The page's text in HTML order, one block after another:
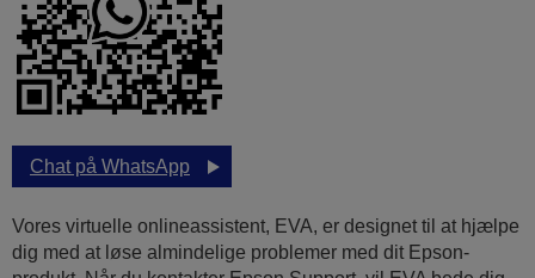
Chat på WhatsApp
Vores virtuelle onlineassistent, EVA, er designet til at hjælpe
dig med at løse almindelige problemer med dit Epson-